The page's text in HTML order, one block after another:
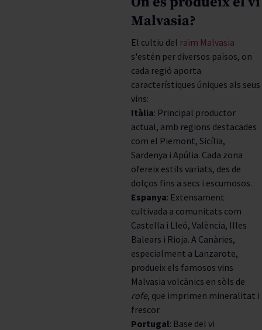
Malvasia?
El cultiu del raïm Malvasia
s'estén per diversos països, on
cada regió aporta
característiques úniques als seus
vins:
Itàlia: Principal productor
actual, amb regions destacades
com el Piemont, Sicília,
Sardenya i Apúlia. Cada zona
ofereix estils variats, des de
dolços fins a secs i escumosos.
Espanya: Extensament
cultivada a comunitats com
Castella i Lleó, València, Illes
Balears i Rioja. A Canàries,
especialment a Lanzarote,
produeix els famosos vins
Malvasia volcànics en sòls de
rofe, que imprimen mineralitat i
frescor.
Portugal: Base del vi